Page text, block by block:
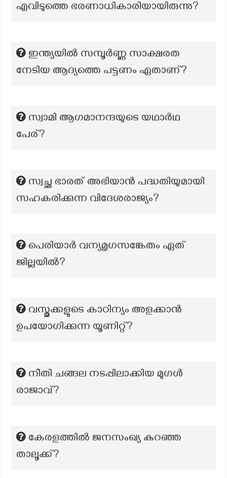
എവിടുത്തെ ഭരണാധികാരിയായിരുന്നു?
ഇന്ത്യയിൽ സമ്പൂർണ്ണ സാക്ഷരത
നേടിയ ആദ്യത്തെ പട്ടണം ഏതാണ്?
സ്വാമി ആഗമാനന്ദയുടെ യഥാര്‍ഥ
പേര്?
സ്വച്ഛ ഭാരത് അഭിയാന്‍ പദ്ധതിയുമായി
സഹകരിക്കുന്ന വിദേശരാജ്യം?
പെരിയാർ വന്യമൃഗസങ്കേതം ഏത്
ജില്ലയിൽ?
വസ്തുക്കളുടെ കാഠിന്യം അളക്കാൻ
ഉപയോഗിക്കുന്ന യൂണിറ്റ്?
നീതി ചങ്ങല നടപ്പിലാക്കിയ മുഗൾ
രാജാവ്?
കേരളത്തിൽ ജനസംഖ്യ കുറഞ്ഞ
താലൂക്ക്?